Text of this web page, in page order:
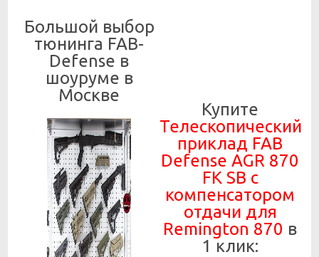
Большой выбор
тюнинга FAB-
Defense в
шоуруме в
Москве
Купите
Телескопический
приклад FAB
Defense AGR 870
FK SB с
компенсатором
отдачи для
Remington 870 в
1 клик: